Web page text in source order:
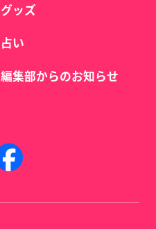
グッズ
占い
編集部からのお知らせ